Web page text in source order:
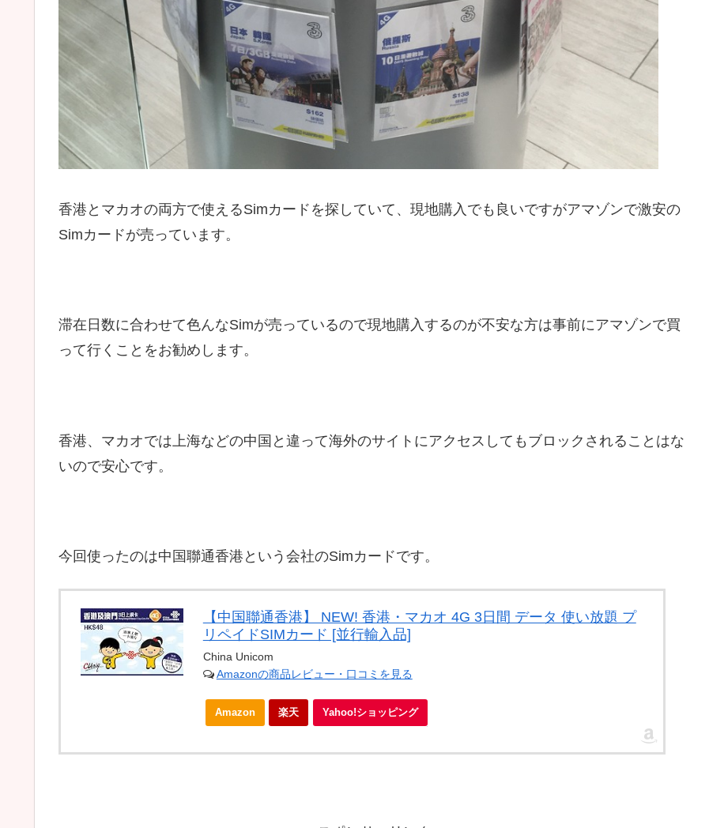
香港とマカオの両方で使えるSimカードを探していて、現地購入でも良いですがアマゾンで激安の
Simカードが売っています。
滞在日数に合わせて色んなSimが売っているので現地購入するのが不安な方は事前にアマゾンで買
って行くことをお勧めします。
香港、マカオでは上海などの中国と違って海外のサイトにアクセスしてもブロックされることはな
いので安心です。
今回使ったのは中国聯通香港という会社のSimカードです。
【中国聯通香港】 NEW! 香港・マカオ 4G 3日間 データ 使い放題 プ
リペイドSIMカード [並行輸入品]
China Unicom
Amazonの商品レビュー・口コミを見る
Amazon 楽天 Yahoo!ショッピング